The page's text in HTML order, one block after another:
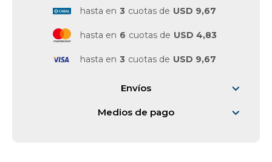
hasta en 3 cuotas de USD 9,67
hasta en 6 cuotas de USD 4,83
hasta en 3 cuotas de USD 9,67
Envíos
Medios de pago